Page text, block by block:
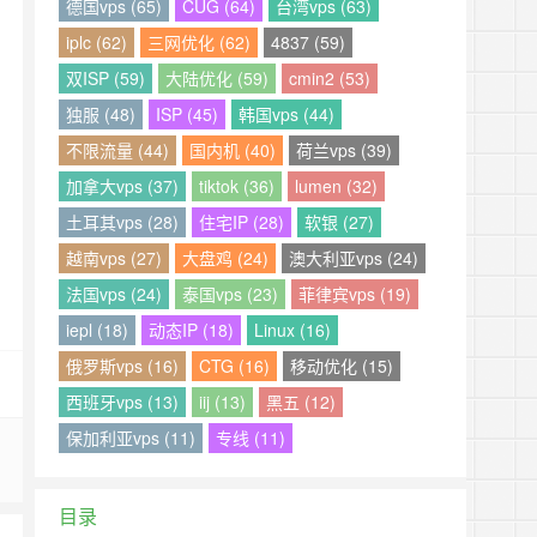
德国vps (65) CUG (64)
台湾vps (63)
iplc (62)
三网优化 (62)
4837 (59)
双ISP (59)
大陆优化 (59)
cmin2 (53)
独服 (48)
ISP (45)
韩国vps (44)
不限流量 (44)
国内机 (40)
荷兰vps (39)
加拿大vps (37)
tiktok (36)
lumen (32)
土耳其vps (28)
住宅IP (28)
软银 (27)
越南vps (27)
大盘鸡 (24)
澳大利亚vps (24)
法国vps (24)
泰国vps (23)
菲律宾vps (19)
iepl (18)
动态IP (18)
Linux (16)
俄罗斯vps (16)
CTG (16)
移动优化 (15)
西班牙vps (13)
iij (13)
黑五 (12)
保加利亚vps (11)
专线 (11)
目录